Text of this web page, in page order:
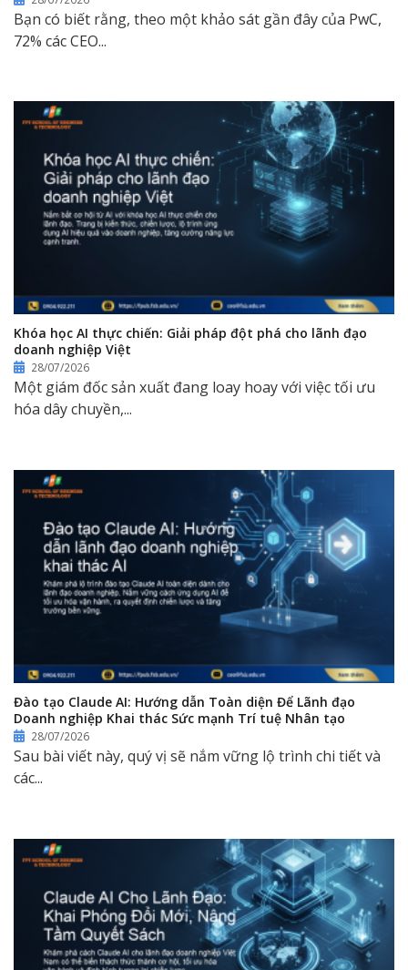
Bạn có biết rằng, theo một khảo sát gần đây của PwC,
72% các CEO...
Khóa học AI thực chiến: Giải pháp đột phá cho lãnh đạo
doanh nghiệp Việt
28/07/2026
Một giám đốc sản xuất đang loay hoay với việc tối ưu
hóa dây chuyền,...
Đào tạo Claude AI: Hướng dẫn Toàn diện Để Lãnh đạo
Doanh nghiệp Khai thác Sức mạnh Trí tuệ Nhân tạo
28/07/2026
Sau bài viết này, quý vị sẽ nắm vững lộ trình chi tiết và
các...